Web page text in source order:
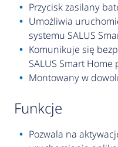
Przycisk zasilany
Umożliwia
systemu SALUS
Komunikuje się
SALUS Smart
Montowany w
funkcje
Pozwala na